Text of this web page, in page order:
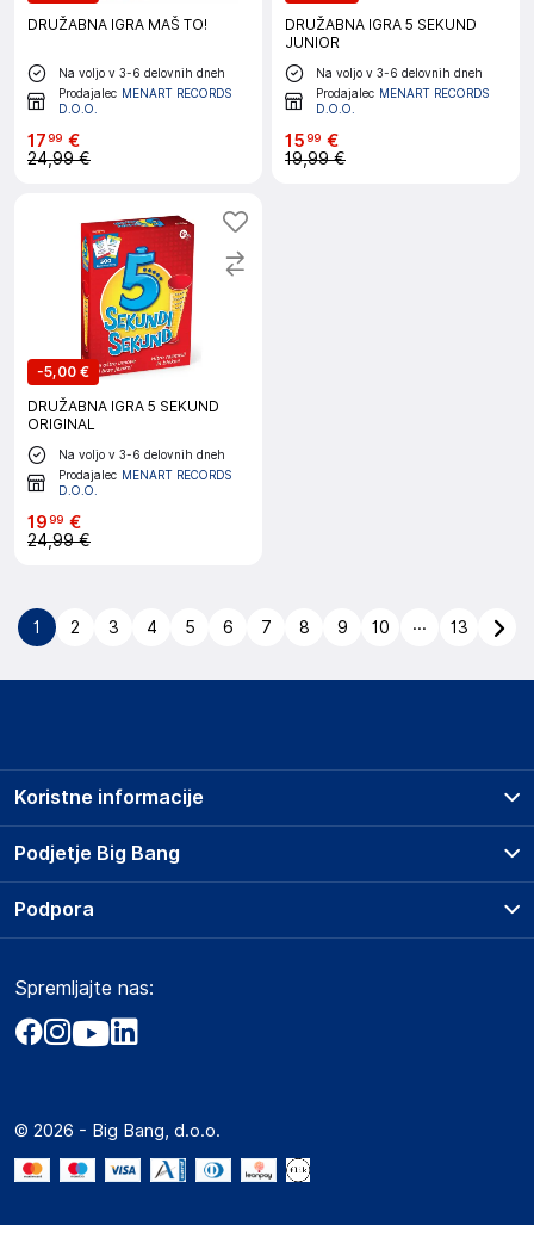
DRUŽABNA IGRA MAŠ TO!
Na voljo v 3-6 delovnih dneh
Prodajalec MENART RECORDS
D.O.O.
1799 €
24,99 €
DRUŽABNA IGRA 5 SEKUND
JUNIOR
Na voljo v 3-6 delovnih dneh
Prodajalec MENART RECORDS
D.O.O.
1599 €
19,99 €
-5,00 €
DRUŽABNA IGRA 5 SEKUND
ORIGINAL
Na voljo v 3-6 delovnih dneh
Prodajalec MENART RECORDS
D.O.O.
1999 €
24,99 €
1 2 3 4 5 6 7 8 9 10 ... 13
Podjetje Big Bang
O podjetju
Obvestila za javnost
Akt o digitalnih storitvah
Marketplace za partnerje
Novosti
Koristne informacije
Prodajna mesta
Storitve
Dostava, vnos in odvoz
Zavarovanje izdelkov
Podpora
Marketplace
Kako oddati naročilo?
Spremljajte nas:
© 2026 - Big Bang, d.o.o.